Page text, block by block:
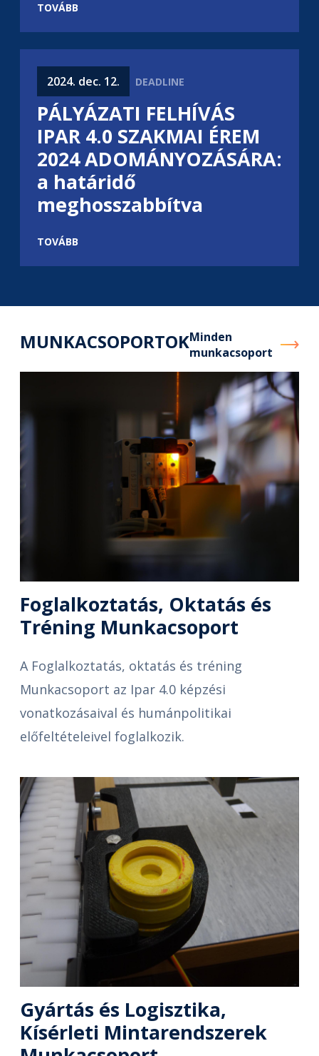
TOVÁBB
2024. dec. 12.
PÁLYÁZATI FELHÍVÁS
IPAR 4.0 SZAKMAI ÉREM
2024 ADOMÁNYOZÁSÁRA:
a határidő
meghosszabbítva
TOVÁBB
MUNKACSOPORTOKMinden
munkacsoport
Foglalkoztatás, Oktatás és
Tréning Munkacsoport
A Foglalkoztatás, oktatás és tréning
Munkacsoport az Ipar 4.0 képzési
vonatkozásaival és humánpolitikai
előfeltételeivel foglalkozik.
Gyártás és Logisztika,
Kísérleti Mintarendszerek